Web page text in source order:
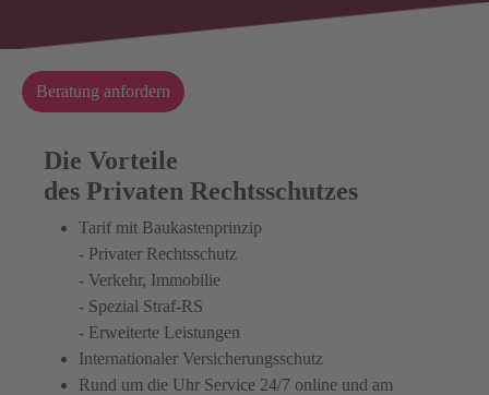
Beratung anfordern
Die Vorteile
des Privaten Rechtsschutzes
Tarif mit Baukastenprinzip
- Privater Rechtsschutz
- Verkehr, Immobilie
- Spezial Straf-RS
- Erweiterte Leistungen
Internationaler Versicherungsschutz
Rund um die Uhr Service 24/7 online und am